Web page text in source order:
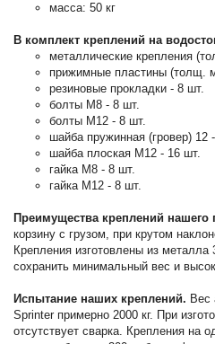
масса: 50 кг
В комплект креплений на
металлические крепления
прижимные пластины (толщ.
резиновые прокладки - 8 шт.
болты М8 - 8 шт.
болты М12 - 8 шт.
шайба пружинная (гровер) 12
шайба плоская М12 - 16 шт.
гайка М8 - 8 шт.
гайка М12 - 8 шт.
Преимущества креплений нашего
корзину с грузом, при крутом
Крепления изготовлены из
сохранить минимальный вес и
Испытание наших креплений. Вес
Sprinter примерно 2000 кг. При
отсутствует сварка. Крепления на